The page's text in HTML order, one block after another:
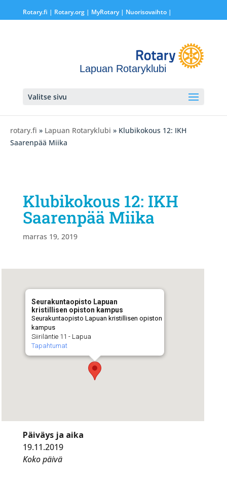
Rotary.fi | Rotary.org| MyRotary | Nuorisovaihto|
Lapuan Rotaryklubi
Valitse sivu
rotary.fi » Lapuan Rotaryklubi » Klubikokous 12: IKH
Saarenpää Miika
Klubikokous 12: IKH
Saarenpää Miika
marras 19, 2019
Seurakuntaopisto Lapuan
kristillisen opiston kampus
Seurakuntaopisto Lapuan kristillisen opiston
kampus
Siiriläntie 11 - Lapua
Tapahtumat
Päiväys ja aika
19.11.2019
Koko päivä